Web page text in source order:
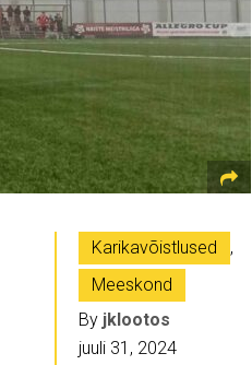
Karikavõistlused
,
Meeskond
By jklootos
juuli 31, 2024